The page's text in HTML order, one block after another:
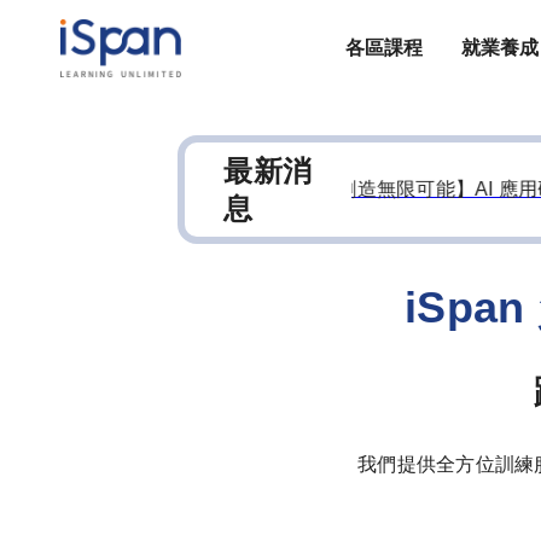
各區課程 就業養成
最新消
息
🌟【百工百業學 AI，用 AI 創造無限可能】AI 應用研討會
iSpan
我們提供全方位訓